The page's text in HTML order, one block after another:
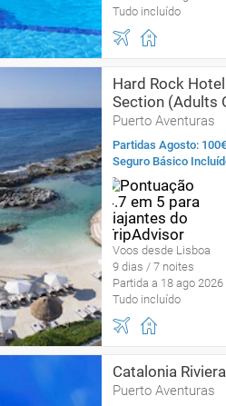
Tudo incluído
Hard Rock
Section (Adults
Puerto Aventuras
Partidas Agosto:
Seguro Básico
Voos desde Lisboa
9 dias / 7 noites
Partida a 18 ago 2026
Tudo incluído
Catalonia
Puerto Aventuras